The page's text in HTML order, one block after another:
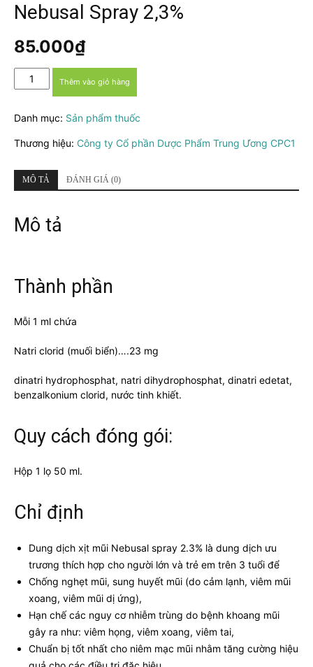
Nebusal Spray 2,3%
85.000₫
Nebusal
Spray
số
Thêm vào giỏ hàng
Danh mục: Sản phẩm thuốc
Thương hiệu: Công ty Cổ phần Dược Phẩm Trung Ương CPC1
MÔ TẢ ĐÁNH GIÁ (0)
Mô tả
Thành phần
Mỗi 1 ml chứa
Natri clorid (muối biển)….23 mg
dinatri hydrophosphat, natri dihydrophosphat, dinatri edetat,
benzalkonium clorid, nước tinh khiết.
Quy cách đóng gói:
Hộp 1 lọ 50 ml.
Chỉ định
Dung dịch xịt mũi Nebusal spray 2.3% là dung dịch ưu
trương thích hợp cho người lớn và trẻ em trên 3 tuổi để
Chống nghẹt mũi, sung huyết mũi (do cảm lạnh, viêm mũi
xoang, viêm mũi dị ứng),
Hạn chế các nguy cơ nhiễm trùng do bệnh khoang mũi
gây ra như: viêm họng, viêm xoang, viêm tai,
Chuẩn bị tốt nhất cho niêm mạc mũi nhằm tăng cường hiệu